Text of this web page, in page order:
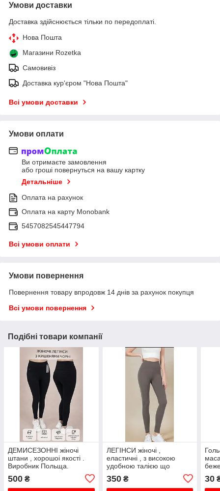
Умови доставки
Доставка здійснюється тільки по передоплаті.
Нова Пошта
Магазини Rozetka
Самовивіз
Доставка кур'єром "Нова Пошта"
Всі умови доставки
Умови оплати
Ви отримаєте замовлення
або гроші повернуться на вашу картку
Детальніше
Оплата на рахунок
Оплата на карту Monobank
5457082545447794
Всі умови оплати
Умови повернення
Повернення товару впродовж 14 днів за рахунок покупця
Всі умови повернення
Подібні товари компанії
ДЕМИСЕЗОННІ жіночі
штани , хорошоі якості .
Виробник Польща.
500 ₴
ЛЕГІНСИ жіночі ,
еластичні , з високою
удобною талією що
Виробник Польща.
350₴ 30